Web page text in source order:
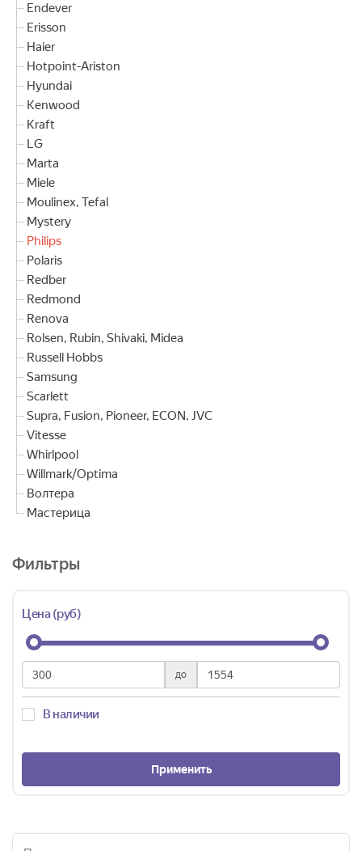
Endever
Erisson
Haier
Hotpoint-Ariston
Hyundai
Kenwood
Kraft
LG
Marta
Miele
Moulinex, Tefal
Mystery
Philips
Polaris
Redber
Redmond
Renova
Rolsen, Rubin, Shivaki, Midea
Russell Hobbs
Samsung
Scarlett
Supra, Fusion, Pioneer, ECON, JVC
Vitesse
Whirlpool
Willmark/Optima
Волтера
Мастерица
Фильтры
Цена (руб)
до
В наличии
Применить